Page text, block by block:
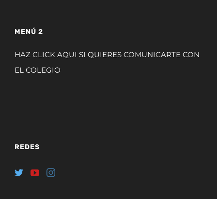
MENÚ 2
HAZ CLICK AQUI SI QUIERES COMUNICARTE CON
EL COLEGIO
REDES